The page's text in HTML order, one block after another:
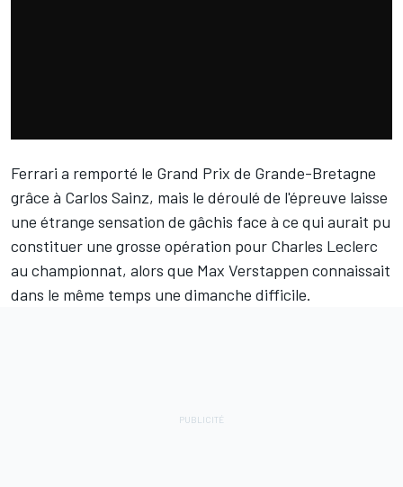
Ferrari a remporté le Grand Prix de Grande-Bretagne
grâce à Carlos Sainz, mais le déroulé de l'épreuve laisse
une étrange sensation de gâchis face à ce qui aurait pu
constituer une grosse opération pour Charles Leclerc
au championnat, alors que Max Verstappen connaissait
dans le même temps une dimanche difficile.